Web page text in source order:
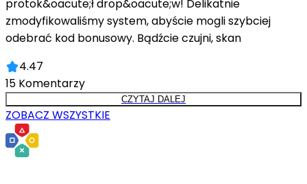
protok&oacute;ł drop&oacute;w! Delikatnie
zmodyfikowaliśmy system, abyście mogli szybciej
odebrać kod bonusowy. Bądźcie czujni, skan
4.47
15 Komentarzy
CZYTAJ DALEJ
ZOBACZ WSZYSTKIE